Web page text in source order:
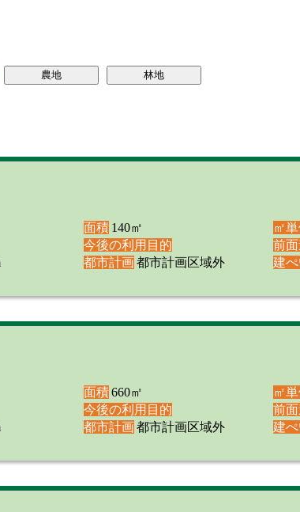
面積 140㎡ ㎡
今後の利用目的 前
都市計画都市計画区域外 建
面積660㎡ ㎡
今後の利用目的 前
都市計画都市計画区域外 建